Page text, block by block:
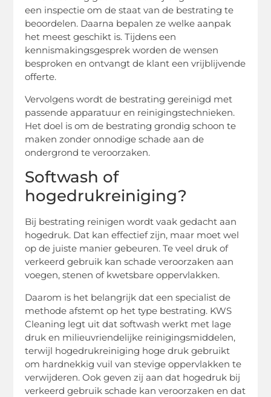
een inspectie om de staat van de bestrating te
beoordelen. Daarna bepalen ze welke aanpak
het meest geschikt is. Tijdens een
kennismakingsgesprek worden de wensen
besproken en ontvangt de klant een vrijblijvende
offerte.
Vervolgens wordt de bestrating gereinigd met
passende apparatuur en reinigingstechnieken.
Het doel is om de bestrating grondig schoon te
maken zonder onnodige schade aan de
ondergrond te veroorzaken.
Softwash of
hogedrukreiniging?
Bij bestrating reinigen wordt vaak gedacht aan
hogedruk. Dat kan effectief zijn, maar moet wel
op de juiste manier gebeuren. Te veel druk of
verkeerd gebruik kan schade veroorzaken aan
voegen, stenen of kwetsbare oppervlakken.
Daarom is het belangrijk dat een specialist de
methode afstemt op het type bestrating. KWS
Cleaning legt uit dat softwash werkt met lage
druk en milieuvriendelijke reinigingsmiddelen,
terwijl hogedrukreiniging hoge druk gebruikt
om hardnekkig vuil van stevige oppervlakken te
verwijderen. Ook geven zij aan dat hogedruk bij
verkeerd gebruik schade kan veroorzaken en dat